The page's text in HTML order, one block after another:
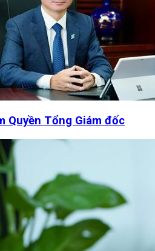
Quyền Tổng Giám đốc